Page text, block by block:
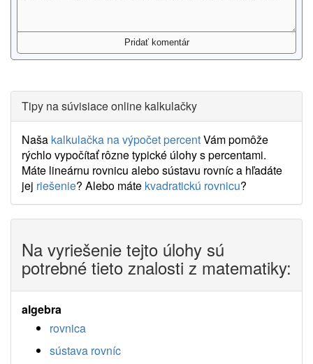
Tipy na súvisiace online kalkulačky
Naša kalkulačka na výpočet percentVám pomôže
rýchlo vypočítať rôzne typické úlohy s percentami.
Máte lineárnu rovnicu alebo sústavu rovníc a hľadáte
jej riešenie? Alebo máte kvadratickú rovnicu?
Na vyriešenie tejto úlohy sú
potrebné tieto znalosti z matematiky:
algebra
rovnica
sústava rovníc